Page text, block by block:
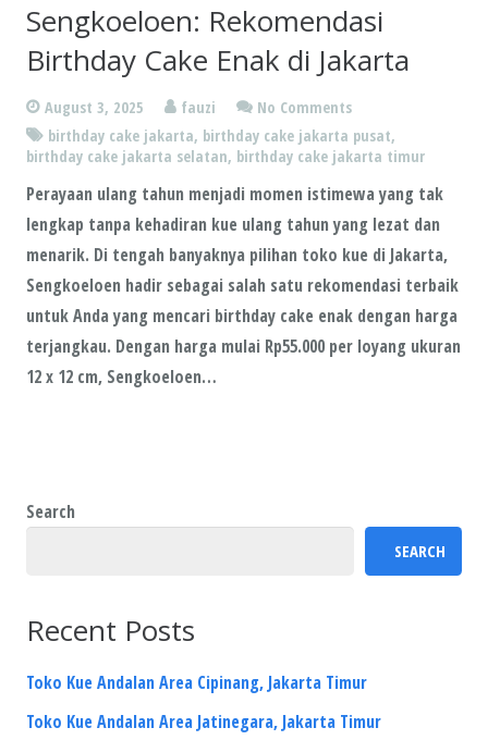
Sengkoeloen: Rekomendasi
Birthday Cake Enak di Jakarta
August 3, 2025 fauzi
No Comments
birthday cake jakarta, birthday cake jakarta pusat,
birthday cake jakarta selatan, birthday cake jakarta timur
Perayaan ulang tahun menjadi momen istimewa yang tak
lengkap tanpa kehadiran kue ulang tahun yang lezat dan
menarik. Di tengah banyaknya pilihan toko kue di Jakarta,
Sengkoeloen hadir sebagai salah satu rekomendasi terbaik
untuk Anda yang mencari birthday cake enak dengan harga
terjangkau. Dengan harga mulai Rp55.000 per loyang ukuran
12 x 12 cm, Sengkoeloen…
Search
SEARCH
Recent Posts
Toko Kue Andalan Area Cipinang, Jakarta Timur
Toko Kue Andalan Area Jatinegara, Jakarta Timur